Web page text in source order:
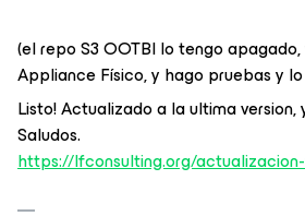
(el repo S3 OOTBI lo tengo
Appliance Físico, y hago pruebas y
Listo! Actualizado a la ultima version,
Saludos.
https://lfconsulting.org/